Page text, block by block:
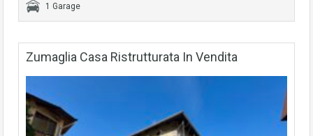
1 Garage
Zumaglia Casa Ristrutturata In Vendita